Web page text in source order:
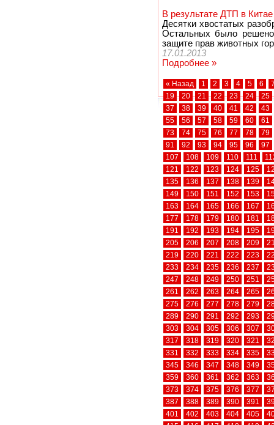
В результате ДТП в
Десятки хвостатых
Остальных было
защите прав животных
17.01.2013
Подробнее »
« Назад 1 2 3 4 5 6
19
20 21 22 23 24
25
37
38 39 40 41 42
43
55
56 57 58 59 60
61
73
74 75 76 77 78
79
91
92 93 94 95 96
97
107
108 109 110 111
121
122 123 124 125
135
136 137 138 139
149
150 151 152 153
163
164 165 166 167
177
178 179 180 181
191
192 193 194 195
205
206 207 208 209
219
220 221 222 223
233
234 235 236 237
247
248 249 250 251
261
262 263 264 265
275
276 277 278 279
289
290 291 292 293
303
304 305 306 307
317
318 319 320 321
331
332 333 334 335
345
346 347 348 349
359
360 361 362 363
373
374 375 376 377
387
388 389 390 391
401
402 403 404 405